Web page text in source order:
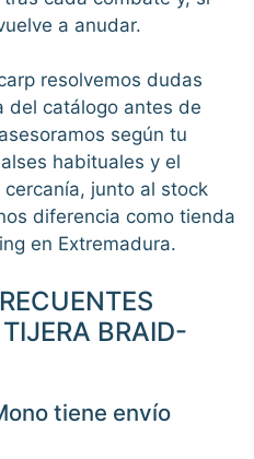
a anudar.
resolvemos dudas
del catálogo antes de
según tu
habituales y el
junto al stock
diferencia como tienda
en Extremadura.
BRAID-
tiene envío